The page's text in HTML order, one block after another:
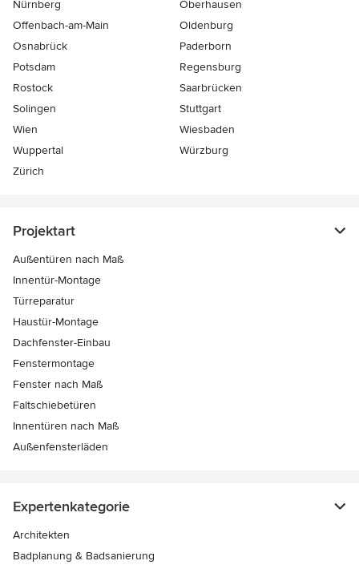
Nürnberg
Oberhausen
Offenbach-am-Main
Oldenburg
Osnabrück
Paderborn
Potsdam
Regensburg
Rostock
Saarbrücken
Solingen
Stuttgart
Wien
Wiesbaden
Wuppertal
Würzburg
Zürich
Projektart
Außentüren nach Maß
Innentür-Montage
Türreparatur
Haustür-Montage
Dachfenster-Einbau
Fenstermontage
Fenster nach Maß
Faltschiebetüren
Innentüren nach Maß
Außenfensterläden
Expertenkategorie
Architekten
Badplanung & Badsanierung